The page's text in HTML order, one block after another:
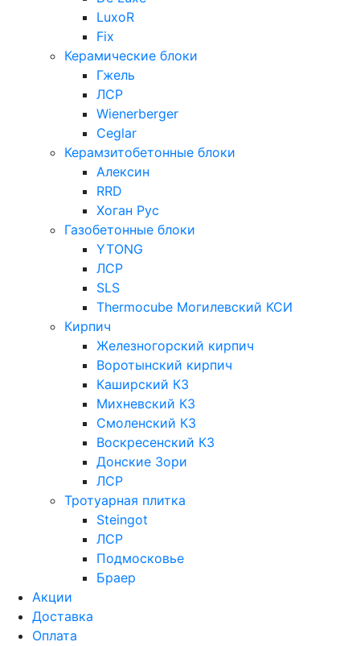
LuxoR
Fix
Керамические блоки
Гжель
ЛСР
Wienerberger
Ceglar
Керамзитобетонные блоки
Алексин
RRD
Хоган Рус
Газобетонные блоки
YTONG
ЛСР
SLS
Thermocube Могилевский КСИ
Кирпич
Железногорский кирпич
Воротынский кирпич
Каширский КЗ
Михневский КЗ
Смоленский КЗ
Воскресенский КЗ
Донские Зори
ЛСР
Тротуарная плитка
Steingot
ЛСР
Подмосковье
Браер
Акции
Доставка
Оплата